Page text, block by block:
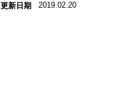
更新日期 2019.02.20